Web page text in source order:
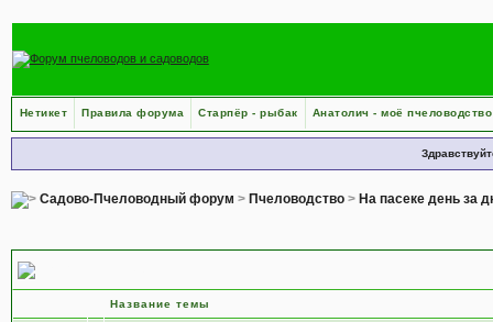
Нетикет Правила форума Старпёр - рыбак Анатолич - моё пчеловодство
Садово-Пчеловодный форум > Пчеловодство> На пасеке день за
Название темы